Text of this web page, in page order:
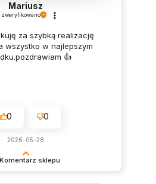
Komentarz sklepu
Mariusz
zweryfikowano
za szybką realizację
wszystko w najlepszym
👍️
0 0
2026-05-28